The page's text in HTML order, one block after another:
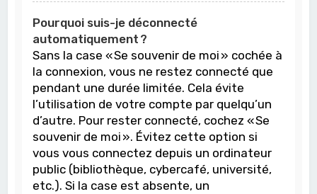
Pourquoi suis-je déconnecté
automatiquement ?
Sans la case « Se souvenir de moi » cochée à
la connexion, vous ne restez connecté que
pendant une durée limitée. Cela évite
l’utilisation de votre compte par quelqu’un
d’autre. Pour rester connecté, cochez « Se
souvenir de moi ». Évitez cette option si
vous vous connectez depuis un ordinateur
public (bibliothèque, cybercafé, université,
etc.). Si la case est absente, un